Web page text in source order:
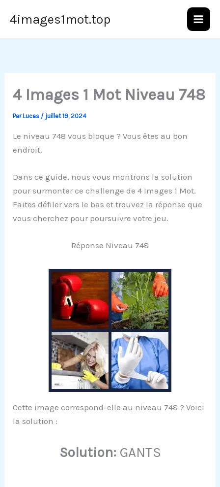
4images1mot.top
4 Images 1 Mot Niveau 748
ParLucas / juillet 19, 2024
Le niveau 748 vous bloque ? Vous êtes au bon
endroit.
Dans ce guide, nous vous montrons la solution
pour surmonter ce challenge de 4 Images 1 Mot.
Faites défiler vers le bas et trouvez la réponse que
vous cherchez pour poursuivre votre jeu.
Réponse Niveau 748
Cette image correspond-elle au niveau 748 ? Voici
la solution :
Solution: GANTS